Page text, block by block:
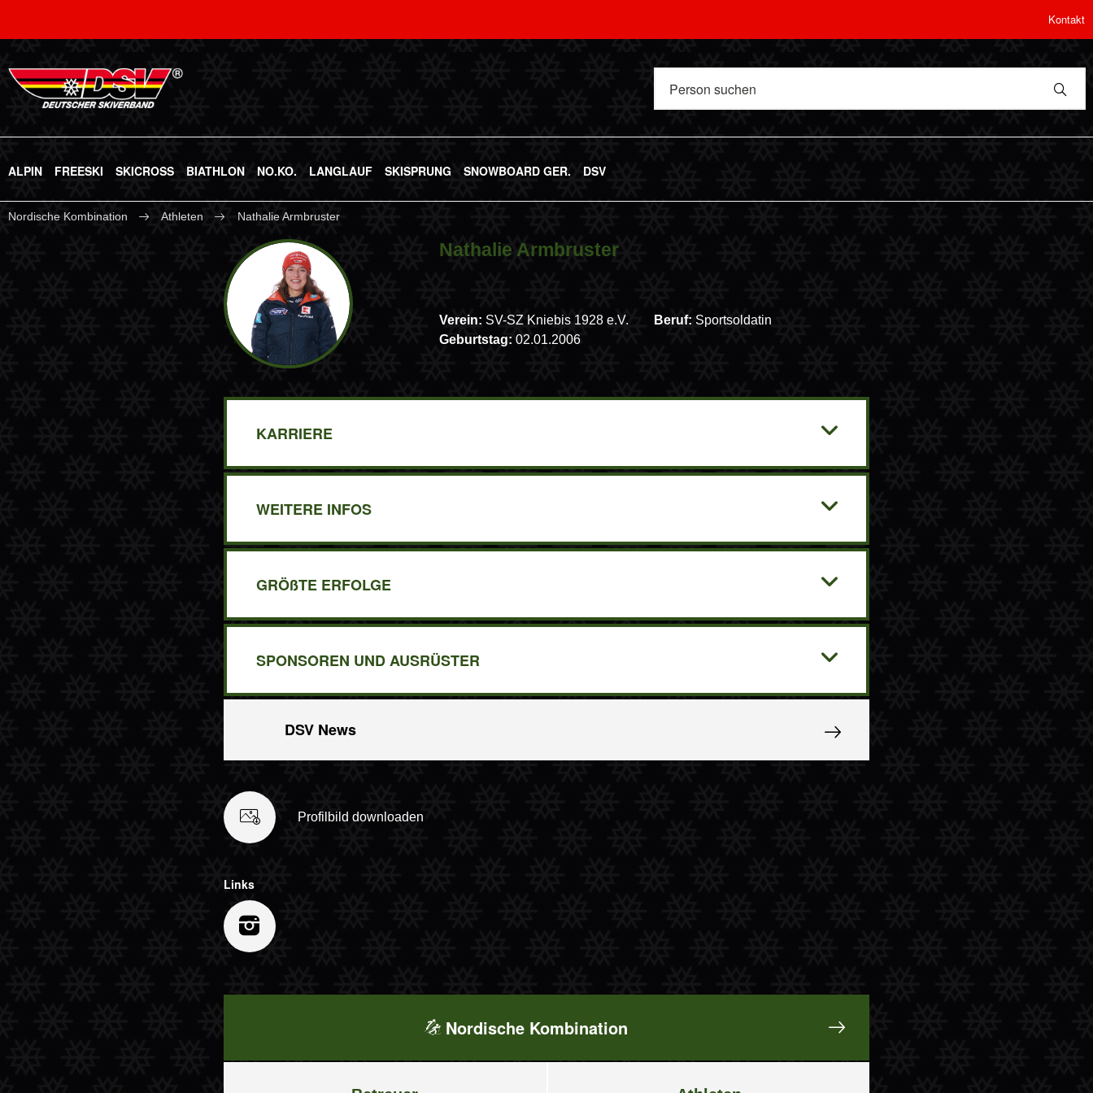
Kontakt
ALPIN FREESKI SKICROSS BIATHLON NO.KO. LANGLAUF SKISPRUNG SNOWBOARD GER. DSV
Nordische Kombination Athleten Nathalie Armbruster
Nathalie Armbruster
Verein: SV-SZ Kniebis 1928 e.V.
Geburtstag: 02.01.2006
Beruf: Sportsoldatin
KARRIERE
WEITERE INFOS
GRÖßTE ERFOLGE
SPONSOREN UND AUSRÜSTER
DSV News
Profilbild downloaden
Links
Nordische Kombination